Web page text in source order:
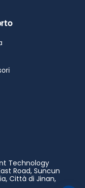
Technology
Road, Suncun
Città di Jinan,